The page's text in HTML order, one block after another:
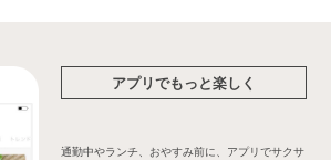
アプリでもっと楽しく
通勤中やランチ、おやすみ前に、アプリでサクサ